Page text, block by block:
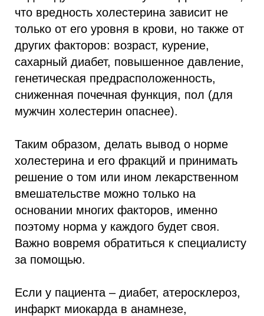
что вредность холестерина зависит не
только от его уровня в крови, но также от
других факторов: возраст, курение,
сахарный диабет, повышенное давление,
генетическая предрасположенность,
сниженная почечная функция, пол (для
мужчин холестерин опаснее).
Таким образом, делать вывод о норме
холестерина и его фракций и принимать
решение о том или ином лекарственном
вмешательстве можно только на
основании многих факторов, именно
поэтому норма у каждого будет своя.
Важно вовремя обратиться к специалисту
за помощью.
Если у пациента – диабет, атеросклероз,
инфаркт миокарда в анамнезе,